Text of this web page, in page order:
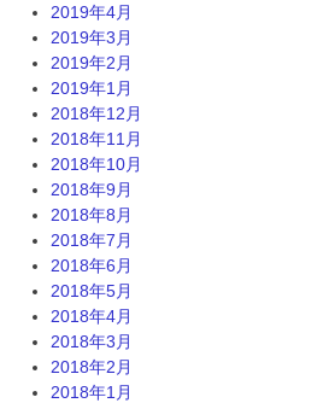
2019年4月
2019年3月
2019年2月
2019年1月
2018年12月
2018年11月
2018年10月
2018年9月
2018年8月
2018年7月
2018年6月
2018年5月
2018年4月
2018年3月
2018年2月
2018年1月